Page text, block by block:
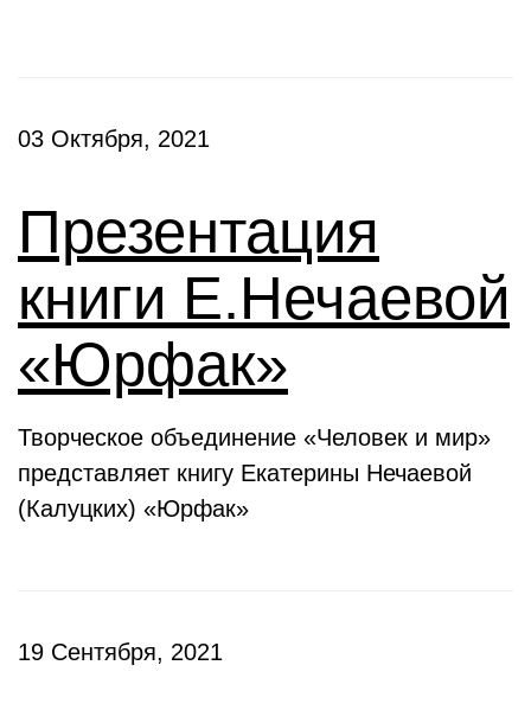
03 Октября, 2021
Презентация
книги Е.Нечаевой
«Юрфак»
Творческое объединение «Человек и мир»
представляет книгу Екатерины Нечаевой
(Калуцких) «Юрфак»
19 Сентября, 2021